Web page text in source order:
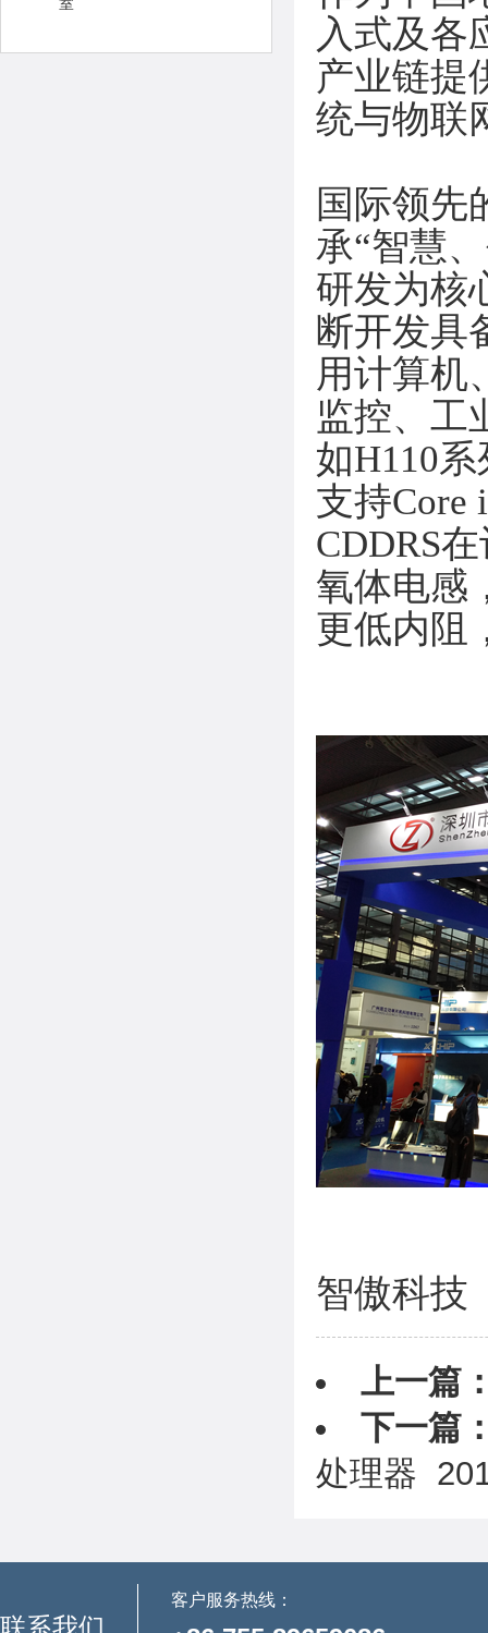
入式及各
产业链提
统与物联
国际领先
承“智慧
研发为核
断开发具
用计算机
监控、工
如H110
支持Core
CDDRS
氧体电感
更低内阻
智傲科技
上一篇
下一篇
处理器
联系我们
客户服务热线：